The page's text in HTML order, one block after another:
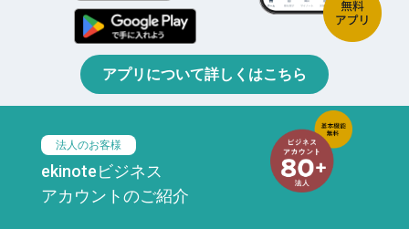
アプリについて詳しくはこちら
法人のお客様
ekinoteビジネス
アカウントのご紹介